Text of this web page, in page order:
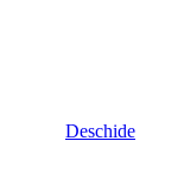
Deschide